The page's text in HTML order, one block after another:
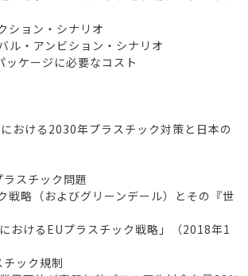
ョン・シナリオ
アンビション・シナリオ
ケージに必要なコスト
おける2030年プラスチック対策と日本の
スチック問題
略（およびグリーンデール）とその『世
けるEUプラスチック戦略」（2018年1
ック規制